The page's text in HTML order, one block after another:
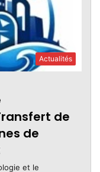
Actualités
de
de
et le